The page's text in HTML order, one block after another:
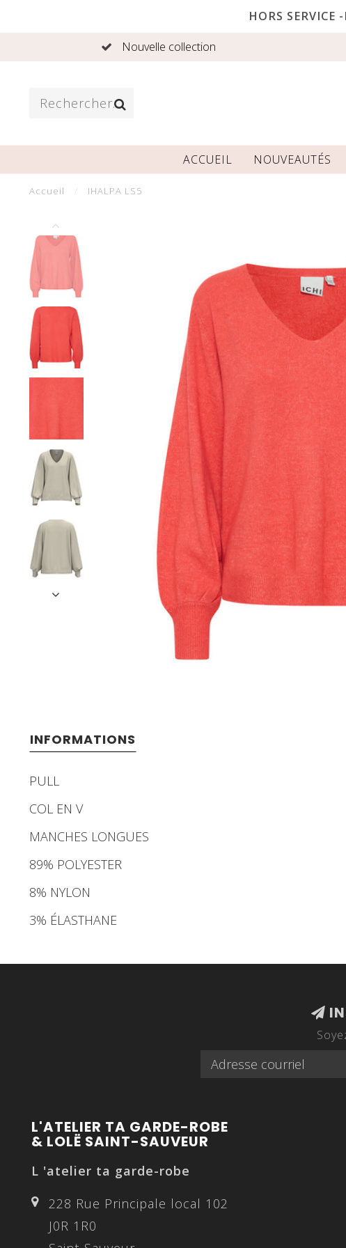
HORS
Nouvelle collection
ACCUEIL NOUVEAUTÉS
Accueil IHALPA LS5
INFORMATIONS
PULL
COL EN V
MANCHES LONGUES
89% POLYESTER
8% NYLON
3% ÉLASTHANE
L'ATELIER TA GARDE-ROBE
& LOLË SAINT-SAUVEUR
L 'atelier ta garde-robe
228 Rue Principale local 102
J0R 1R0